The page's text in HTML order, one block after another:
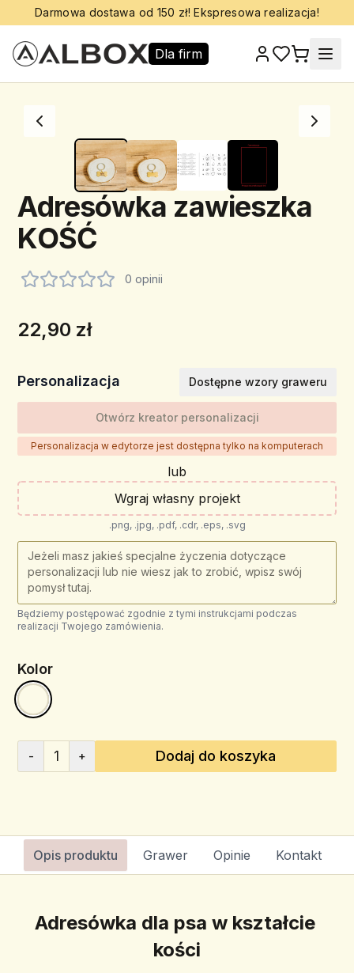
Darmowa dostawa od 150 zł! Ekspresowa realizacja!
Dla firm
Adresówka zawieszka
KOŚĆ
0 opinii
22,90 zł
Personalizacja Dostępne wzory graweru
Otwórz kreator personalizacji
Personalizacja w edytorze jest dostępna tylko na komputerach
lub
Wgraj własny projekt
.png, .jpg, .pdf, .cdr, .eps, .svg
Będziemy postępować zgodnie z tymi instrukcjami podczas
realizacji Twojego zamówienia.
Kolor
- 1 + Dodaj do koszyka
Opis produktu Grawer Opinie Kontakt
Adresówka dla psa w kształcie
kości